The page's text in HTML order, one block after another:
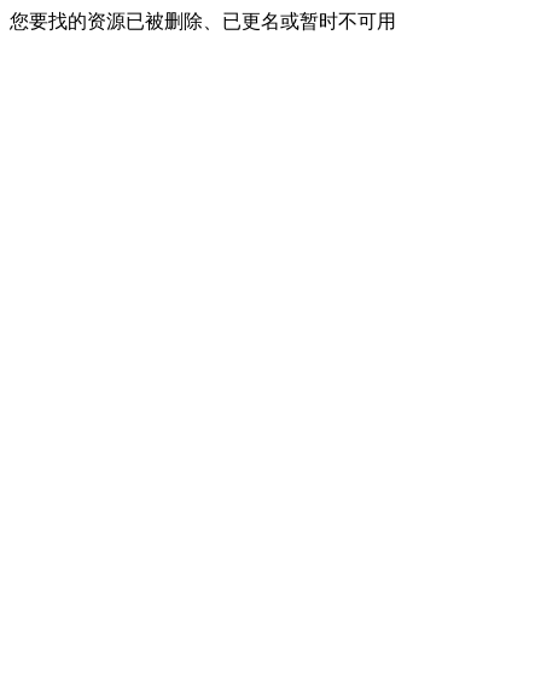
您要找的资源已被删除、已更名或暂时不可用